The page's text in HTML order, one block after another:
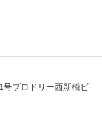
号ブロドリー西新橋ビ